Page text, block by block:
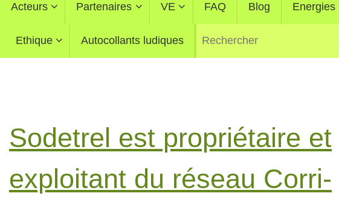
Acteurs Partenaires VE FAQ Blog Energies
Ethique Autocollants ludiques
Sodetrel est propriétaire et
exploitant du réseau Corri-